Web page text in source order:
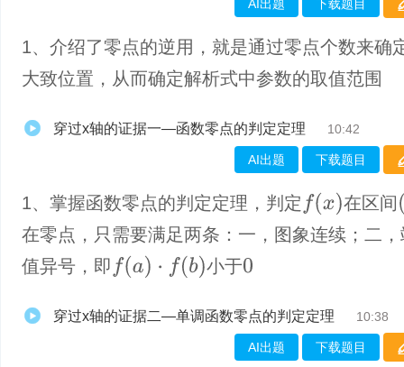
AI出题 下载题目
1、介绍了零点的逆用，就是通过零点个数来确
大致位置，从而确定解析式中参数的取值范围
穿过x轴的证据一—函数零点的判定定理 10:42
AI出题 下载题目
1、掌握函数零点的判定定理，判定 (x) 在区间 (
在零点，只需要满足两条：一，图象连续；二
值异号，即 (a)·f(b 小于0
穿过x轴的证据二—单调函数零点的判定定理 10:38
AI出题 下载题目